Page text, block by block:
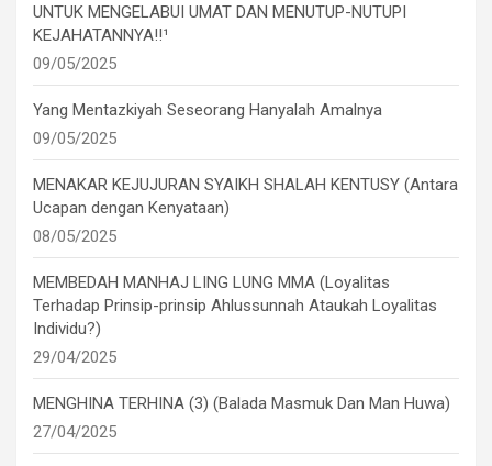
UNTUK MENGELABUI UMAT DAN MENUTUP-NUTUPI
KEJAHATANNYA!!¹
09/05/2025
Yang Mentazkiyah Seseorang Hanyalah Amalnya
09/05/2025
MENAKAR KEJUJURAN SYAIKH SHALAH KENTUSY (Antara
Ucapan dengan Kenyataan)
08/05/2025
MEMBEDAH MANHAJ LING LUNG MMA (Loyalitas
Terhadap Prinsip-prinsip Ahlussunnah Ataukah Loyalitas
Individu?)
29/04/2025
MENGHINA TERHINA (3) (Balada Masmuk Dan Man Huwa)
27/04/2025